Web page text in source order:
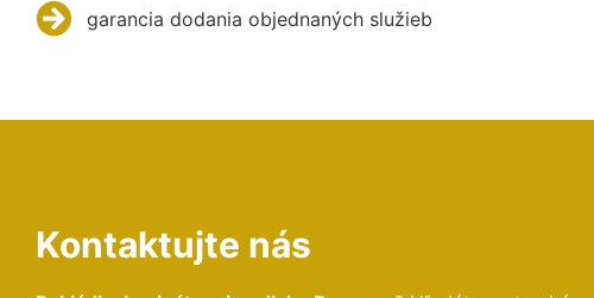
garancia dodania objednaných služieb
Kontaktujte nás